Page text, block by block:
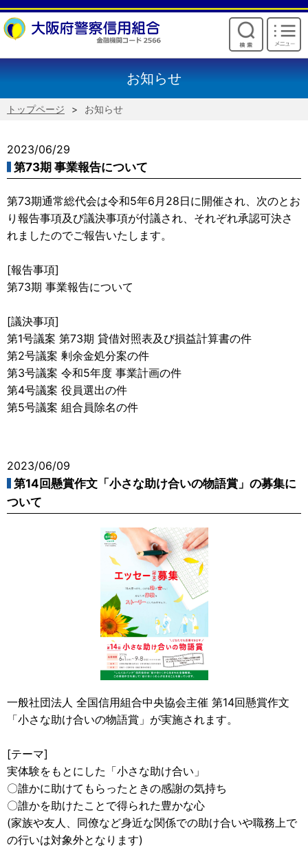
けいしんからのお願い
お知らせ
トップページ お知らせ
2023/06/29
第73期 事業報告について
第73期通常総代会は令和5年6月28日に開催され、次のとお
り報告事項及び議決事項が付議され、それぞれ承認可決さ
れましたのでご報告いたします。
[報告事項]
第73期 事業報告について
[議決事項]
第1号議案 第73期 貸借対照表及び損益計算書の件
第2号議案 剰余金処分案の件
第3号議案 令和5年度 事業計画の件
第4号議案 役員選出の件
第5号議案 組合員除名の件
2023/06/09
第14回懸賞作文「小さな助け合いの物語賞」の募集に
ついて
一般社団法人 全国信用組合中央協会主催 第14回懸賞作文
「小さな助け合いの物語賞」が実施されます。
[テーマ]
実体験をもとにした「小さな助け合い」
〇誰かに助けてもらったときの感謝の気持ち
〇誰かを助けたことで得られた豊かな心
(家族や友人、同僚など身近な関係での助け合いや職務上で
の行いは対象外となります)